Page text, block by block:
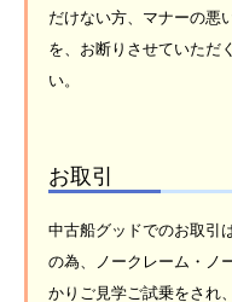
だけない方、マナーの悪
を、お断りさせていただ
い。
お取引
中古船グッドでのお取引
の為、ノークレーム・ノ
かりご見学ご試乗をされ